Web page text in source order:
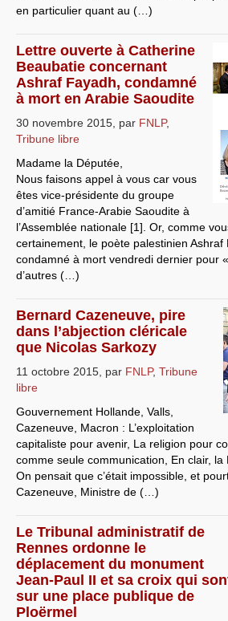
en particulier quant au (…)
Lettre ouverte à Catherine
Beaubatie concernant
Ashraf Fayadh, condamné
à mort en Arabie Saoudite
30 novembre 2015 par FNLP,
Tribune libre
Madame la Députée,
Nous faisons appel à vous car vous
êtes vice-présidente du groupe
d’amitié France-Arabie Saoudite à
l’Assemblée nationale [1]. Or, comme
certainement, le poète palestinien Ashraf
condamné à mort vendredi dernier pour
d’autres (…)
Bernard Cazeneuve, pire
dans l’abjection cléricale
que Nicolas Sarkozy
11 octobre 2015 par FNLP, Tribune
libre
Gouvernement Hollande, Valls,
Cazeneuve, Macron : L’exploitation
capitaliste pour avenir, La religion pour
comme seule communication, En clair,
On pensait que c’était impossible, et
Cazeneuve, Ministre de (…)
Le Tribunal administratif de
Rennes ordonne le
déplacement du monument
Jean-Paul II et sa croix qui
sur une place publique de
Ploërmel